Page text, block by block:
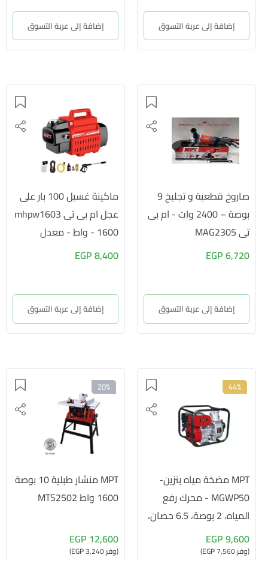
إضافة إلى عربة التسوق إضافة إلى عربة التسوق
صاروخ قطعية و تجليخ 9
بوصة – 2400 وات - ام بى
تى MAG2305
6,720 EGP
إضافة إلى عربة التسوق
ماكينة غسيل 100 بار على
عجل ام بى تى mhpw1603
- 1600 واط - معدل
8,400 EGP
إضافة إلى عربة التسوق
44%
MPT مضخة مياه بنزين-
MGWP50 - محرك رفع
المياه، 2 بوصة، 6.5 حصان،
3.6 لتر، تبريد بالهواء،
MGWP50
9,600 EGP
(وفر 7,560 EGP)
20%
MPT منشار طبلية 10 بوصة
1600 واط MTS2502
12,600 EGP
(وفر 3,240 EGP)